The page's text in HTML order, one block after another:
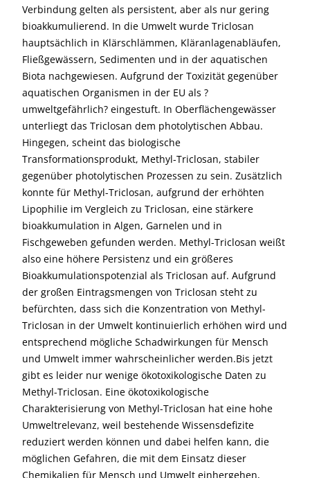
Verbindung gelten als persistent, aber als nur gering
bioakkumulierend. In die Umwelt wurde Triclosan
hauptsächlich in Klärschlämmen, Kläranlagenabläufen,
Fließgewässern, Sedimenten und in der aquatischen
Biota nachgewiesen. Aufgrund der Toxizität gegenüber
aquatischen Organismen in der EU als ?
umweltgefährlich? eingestuft. In Oberflächengewässer
unterliegt das Triclosan dem photolytischen Abbau.
Hingegen, scheint das biologische
Transformationsprodukt, Methyl-Triclosan, stabiler
gegenüber photolytischen Prozessen zu sein. Zusätzlich
konnte für Methyl-Triclosan, aufgrund der erhöhten
Lipophilie im Vergleich zu Triclosan, eine stärkere
bioakkumulation in Algen, Garnelen und in
Fischgeweben gefunden werden. Methyl-Triclosan weißt
also eine höhere Persistenz und ein größeres
Bioakkumulationspotenzial als Triclosan auf. Aufgrund
der großen Eintragsmengen von Triclosan steht zu
befürchten, dass sich die Konzentration von Methyl-
Triclosan in der Umwelt kontinuierlich erhöhen wird und
entsprechend mögliche Schadwirkungen für Mensch
und Umwelt immer wahrscheinlicher werden.Bis jetzt
gibt es leider nur wenige ökotoxikologische Daten zu
Methyl-Triclosan. Eine ökotoxikologische
Charakterisierung von Methyl-Triclosan hat eine hohe
Umweltrelevanz, weil bestehende Wissensdefizite
reduziert werden können und dabei helfen kann, die
möglichen Gefahren, die mit dem Einsatz dieser
Chemikalien für Mensch und Umwelt einhergehen,